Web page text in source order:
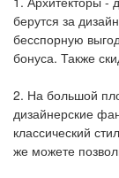
берутся за
бесспорную
бонуса. Также
2. На большой
дизайнерские
классический
же можете